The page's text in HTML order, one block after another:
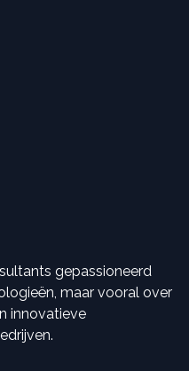
gepassioneerd
maar vooral over
innovatieve